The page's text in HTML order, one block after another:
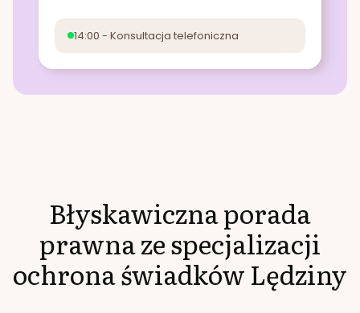
14:00 - Konsultacja telefoniczna
Błyskawiczna porada
prawna ze specjalizacji
ochrona świadkówLędziny